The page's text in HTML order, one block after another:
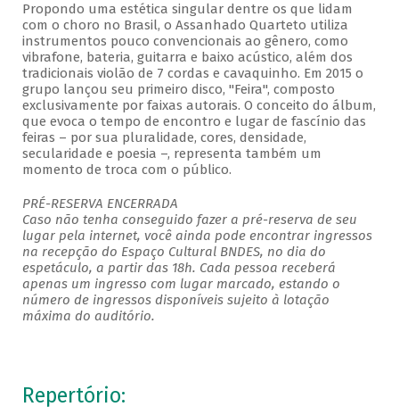
Propondo uma estética singular dentre os que lidam
com o choro no Brasil, o Assanhado Quarteto utiliza
instrumentos pouco convencionais ao gênero, como
vibrafone, bateria, guitarra e baixo acústico, além dos
tradicionais violão de 7 cordas e cavaquinho. Em 2015 o
grupo lançou seu primeiro disco, "Feira", composto
exclusivamente por faixas autorais. O conceito do álbum,
que evoca o tempo de encontro e lugar de fascínio das
feiras – por sua pluralidade, cores, densidade,
secularidade e poesia –, representa também um
momento de troca com o público.
PRÉ-RESERVA ENCERRADA
Caso não tenha conseguido fazer a pré-reserva de seu
lugar pela internet, você ainda pode encontrar ingressos
na recepção do Espaço Cultural BNDES, no dia do
espetáculo, a partir das 18h. Cada pessoa receberá
apenas um ingresso com lugar marcado, estando o
número de ingressos disponíveis sujeito à lotação
máxima do auditório.
Repertório: